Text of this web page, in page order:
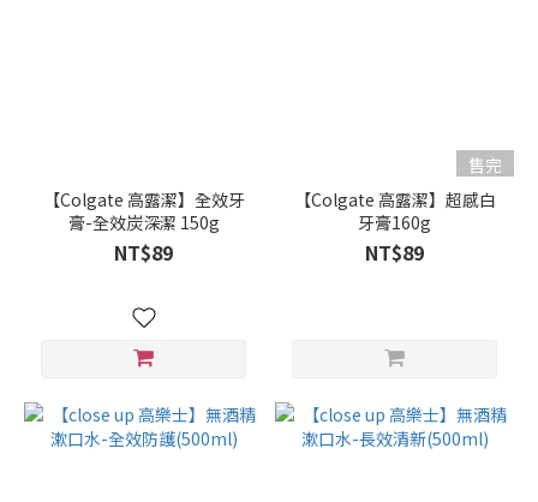
uemura
植村秀
哥德式
(7)
【Colgate 高露潔】全效牙
膏-全效炭深潔 150g
NT$89
售完
【Colgate 高露潔】超感白
牙膏160g
NT$89